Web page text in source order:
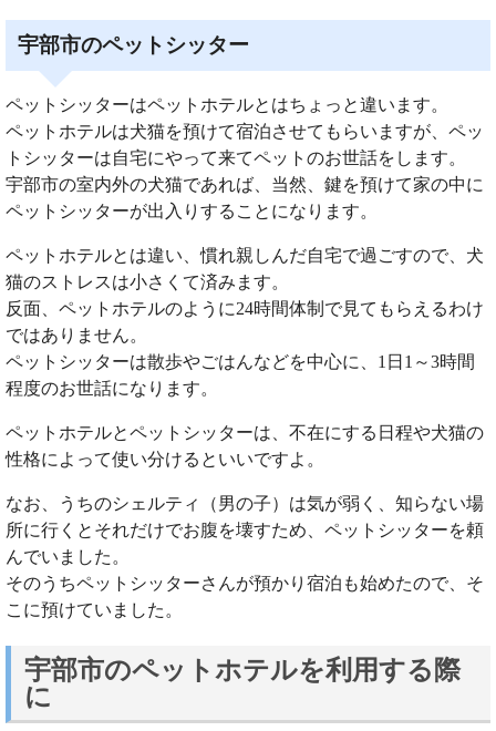
宇部市のペットシッター
ペットシッターはペットホテルとはちょっと違います。
ペットホテルは犬猫を預けて宿泊させてもらいますが、ペッ
トシッターは自宅にやって来てペットのお世話をします。
宇部市の室内外の犬猫であれば、当然、鍵を預けて家の中に
ペットシッターが出入りすることになります。
ペットホテルとは違い、慣れ親しんだ自宅で過ごすので、犬
猫のストレスは小さくて済みます。
反面、ペットホテルのように24時間体制で見てもらえるわけ
ではありません。
ペットシッターは散歩やごはんなどを中心に、1日1～3時間
程度のお世話になります。
ペットホテルとペットシッターは、不在にする日程や犬猫の
性格によって使い分けるといいですよ。
なお、うちのシェルティ（男の子）は気が弱く、知らない場
所に行くとそれだけでお腹を壊すため、ペットシッターを頼
んでいました。
そのうちペットシッターさんが預かり宿泊も始めたので、そ
こに預けていました。
宇部市のペットホテルを利用する際
に